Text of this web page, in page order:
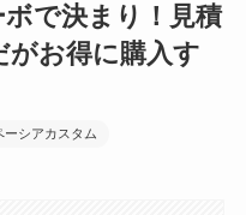
で決まり！見積
がお得に購入す
ーシアカスタム